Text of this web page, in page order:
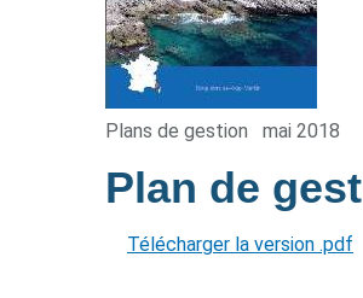
Plans de gestion mai 2018
Plan de
Télécharger la version .pdf